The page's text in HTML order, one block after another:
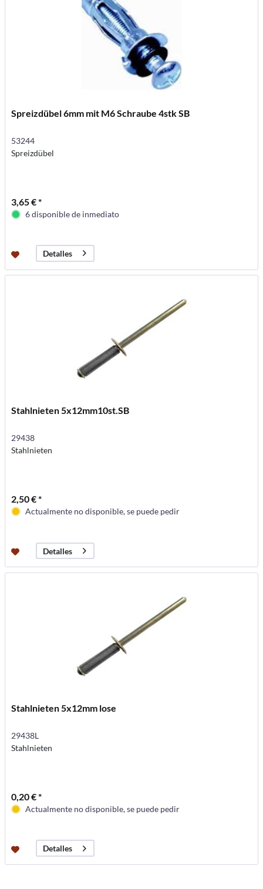
Spreizdübel 6mm mit M6 Schraube 4stk SB
53244
Spreizdübel
3,65 € *
6 disponible de inmediato
Detalles
Stahlnieten 5x12mm10st.SB
29438
Stahlnieten
2,50 € *
Actualmente no disponible, se puede pedir
Detalles
Stahlnieten 5x12mm lose
29438L
Stahlnieten
0,20 € *
Actualmente no disponible, se puede pedir
Detalles